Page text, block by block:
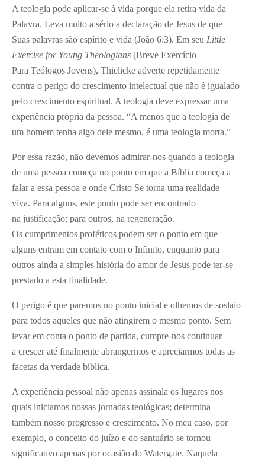
A teologia pode aplicar-se à vida porque ela retira vida da
Palavra. Leva muito a sério a declaração de Jesus de que
Suas palavras são espírito e vida (João 6:3). Em seu Little
Exercise for Young Theologians (Breve Exercício
Para Teólogos Jovens), Thielicke adverte repetidamente
contra o perigo do crescimento intelectual que não é igualado
pelo crescimento espiritual. A teologia deve expressar uma
experiência própria da pessoa. “A menos que a teologia de
um homem tenha algo dele mesmo, é uma teologia morta.”
Por essa razão, não devemos admirar-nos quando a teologia
de uma pessoa começa no ponto em que a Bíblia começa a
falar a essa pessoa e onde Cristo Se torna uma realidade
viva. Para alguns, este ponto pode ser encontrado
na justificação; para outros, na regeneração.
Os cumprimentos proféticos podem ser o ponto em que
alguns entram em contato com o Infinito, enquanto para
outros ainda a simples história do amor de Jesus pode ter-se
prestado a esta finalidade.
O perigo é que paremos no ponto inicial e olhemos de soslaio
para todos aqueles que não atingirem o mesmo ponto. Sem
levar em conta o ponto de partida, cumpre-nos continuar
a crescer até finalmente abrangermos e apreciarmos todas as
facetas da verdade bíblica.
A experiência pessoal não apenas assinala os lugares nos
quais iniciamos nossas jornadas teológicas; determina
também nosso progresso e crescimento. No meu caso, por
exemplo, o conceito do juízo e do santuário se tornou
significativo apenas por ocasião do Watergate. Naquela